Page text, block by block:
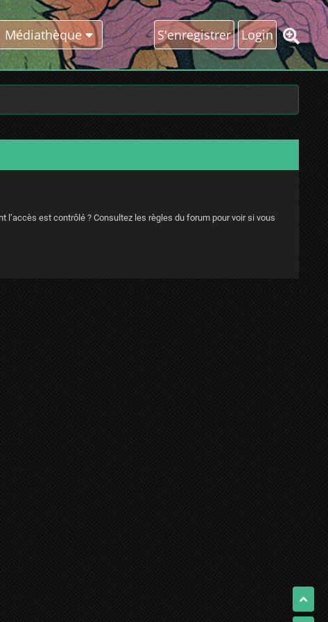
Médiathèque S'enregistrer Login
l’accès est contrôlé ? Consultez les règles du forum pour voir si vous